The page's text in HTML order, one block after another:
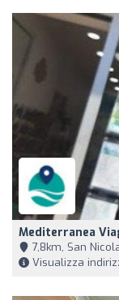
Mediterranea
7,8km, San
Visualizza